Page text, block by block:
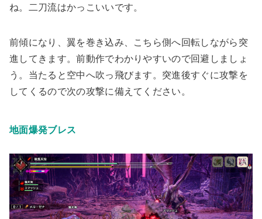
ね。二刀流はかっこいいです。
前傾になり、翼を巻き込み、こちら側へ回転しながら突
進してきます。前動作でわかりやすいので回避しましょ
う。当たると空中へ吹っ飛びます。突進後すぐに攻撃を
してくるので次の攻撃に備えてください。
地面爆発ブレス